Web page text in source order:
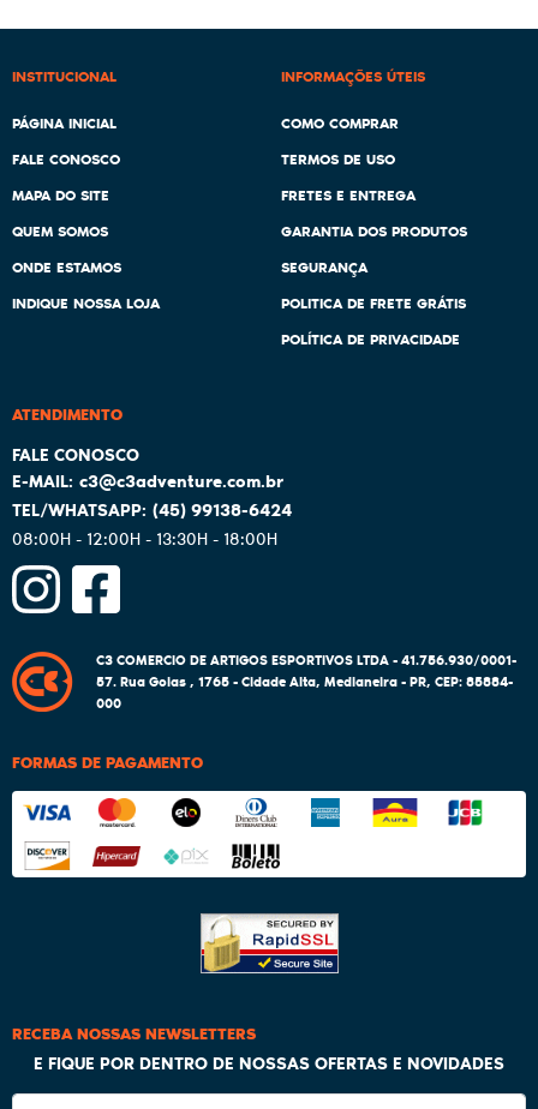
INSTITUCIONAL
PÁGINA INICIAL
FALE CONOSCO
MAPA DO SITE
QUEM SOMOS
ONDE ESTAMOS
INDIQUE NOSSA LOJA
INFORMAÇÕES ÚTEIS
COMO COMPRAR
TERMOS DE USO
FRETES E ENTREGA
GARANTIA DOS PRODUTOS
SEGURANÇA
POLITICA DE FRETE GRÁTIS
POLÍTICA DE PRIVACIDADE
ATENDIMENTO
(45)99138-6424
08:00H - 12:00H - 13:30H - 18:00H
c3@c3adventure.com.br
C3 COMERCIO DE ARTIGOS ESPORTIVOS LTDA - 41.756.930/0001-
57.Rua Goias , 1765-Cidade Alta, Medianeira-PR, CEP: 85884-
000
FORMAS DE PAGAMENTO
RECEBA NOSSAS NEWSLETTERS
E FIQUE POR DENTRO DE NOSSAS OFERTAS E NOVIDADES